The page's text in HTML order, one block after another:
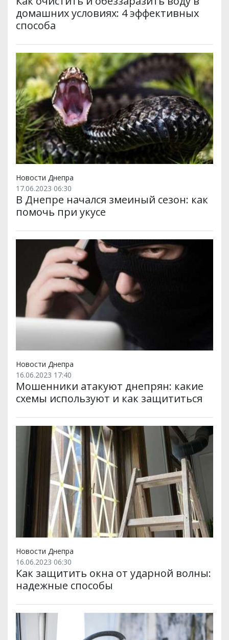
домашних условиях: 4 эффективных
способа
Новости Днепра
17.06.2023 06:30
В Днепре начался змеиный сезон: как
помочь при укусе
Новости Днепра
16.06.2023 17:40
Мошенники атакуют днепрян: какие
схемы используют и как защититься
Новости Днепра
16.06.2023 06:30
Как защитить окна от ударной волны:
надежные способы